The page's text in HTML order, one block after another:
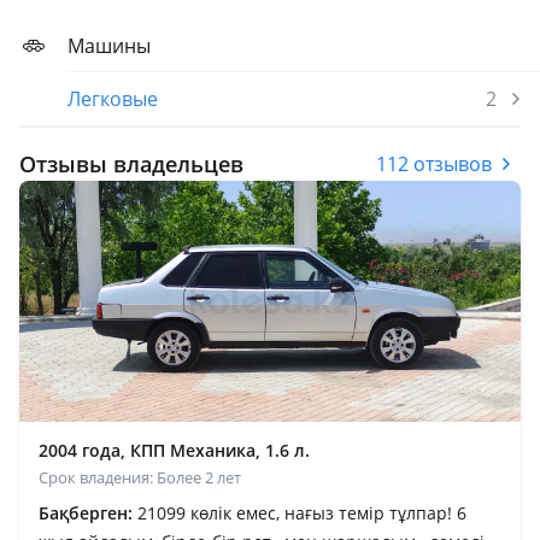
Машины
Легковые
2
Отзывы владельцев 112 отзывов
2004 года, КПП Механика, 1.6 л.
Срок владения: Более 2 лет
Бақберген: 21099 көлік емес, нағыз темір тұлпар! 6